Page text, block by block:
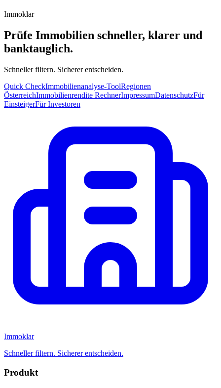
Immoklar
Prüfe Immobilien schneller, klarer und
banktauglich.
Schneller filtern. Sicherer entscheiden.
Quick CheckImmobilienanalyse-ToolRegionen
ÖsterreichImmobilienrendite RechnerImpressumDatenschutzFür
EinsteigerFür Investoren
Immoklar
Schneller filtern. Sicherer entscheiden.
Produkt